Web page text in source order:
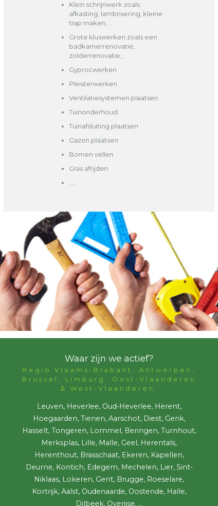
Klein schrijnwerk zoals
afkasting, lambrisering, kleine
trap maken, ..
Grote kluswerken zoals een
badkamerrenovatie,
zolderrenovatie, ..
Gyprocwerken
Pleisterwerken
Ventilatiesystemen plaatsen
Tuinonderhoud
Tuinafsluiting plaatsen
Gazon plaatsen
Bomen vellen
Gras afrijden
Waar zijn we actief?
Regio Vlaams-Brabant, Antwerpen,
Brussel, Limburg, Oost-Vlaanderen
& West-Vlaanderen:
Leuven, Heverlee, Oud-Heverlee, Herent,
Hoegaarden, Tienen, Aarschot, Diest, Genk,
Hasselt, Tongeren, Lommel, Beringen, Turnhout,
Merksplas, Lille, Malle, Geel, Herentals,
Herenthout, Brasschaat, Ekeren, Kapellen,
Deurne, Kontich, Edegem, Mechelen, Lier, Sint-
Niklaas, Lokeren, Gent, Brugge, Roeselare,
Kortrijk, Aalst, Oudenaarde, Oostende, Halle,
Dilbeek, Overijse, ...